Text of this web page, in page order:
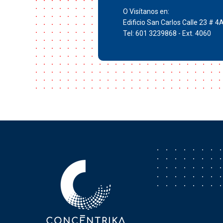
O Visítanos en:
Edificio San Carlos Calle 23 #
Tel: 601 3239868 - Ext. 4060